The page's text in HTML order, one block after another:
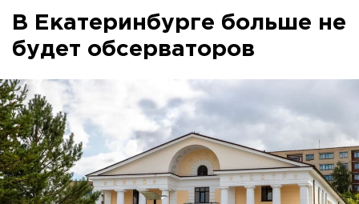
В Екатеринбурге больше не
будет обсерваторов